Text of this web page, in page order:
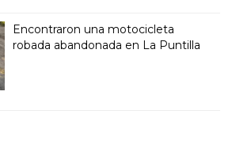
Encontraron una motocicleta
robada abandonada en La Puntilla